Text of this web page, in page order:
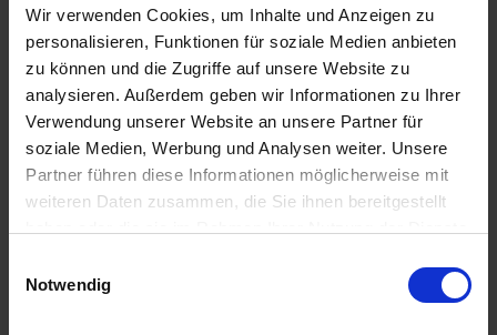
Wir verwenden Cookies, um Inhalte und Anzeigen zu
personalisieren, Funktionen für soziale Medien anbieten
zu können und die Zugriffe auf unsere Website zu
analysieren. Außerdem geben wir Informationen zu Ihrer
Verwendung unserer Website an unsere Partner für
soziale Medien, Werbung und Analysen weiter. Unsere
Partner führen diese Informationen möglicherweise mit
weiteren Daten zusammen, die Sie ihnen bereitgestellt
Notwendig
2
GRANIT Schleppzinken 00310085,
900944
Auf Lager
Lieferung voraussichtlichab Dienstag, 11.
August 2026